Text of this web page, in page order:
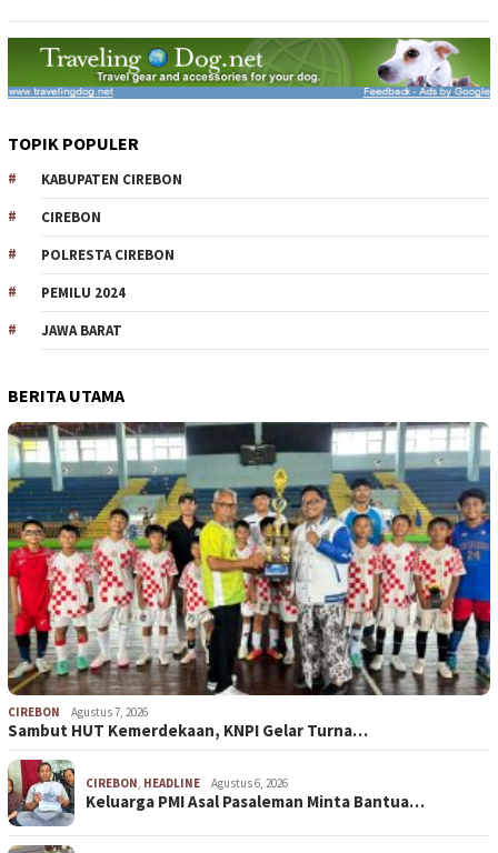
TOPIK POPULER
KABUPATEN CIREBON
CIREBON
POLRESTA CIREBON
PEMILU 2024
JAWA BARAT
BERITA UTAMA
CIREBON Agustus 7, 2026
Sambut HUT Kemerdekaan, KNPI Gelar Turna…
CIREBON, HEADLINE Agustus 6, 2026
Keluarga PMI Asal Pasaleman Minta Bantua…